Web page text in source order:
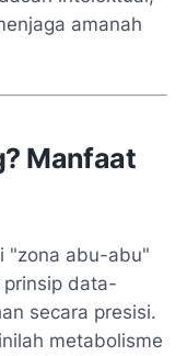
amanah
Manfaat
"zona abu-abu"
data-
secara presisi.
metabolisme